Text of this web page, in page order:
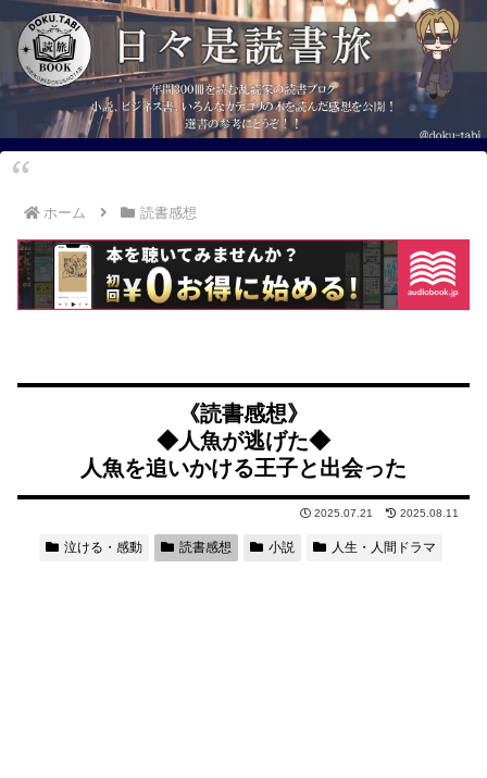
ホーム 読書感想
《読書感想》
◆人魚が逃げた◆
人魚を追いかける王子と出会った
2025.07.21 2025.08.11
泣ける・感動 読書感想 小説 人生・人間ドラマ